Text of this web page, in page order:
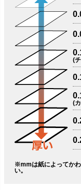
(
(
※mmは紙によってかわ
い。